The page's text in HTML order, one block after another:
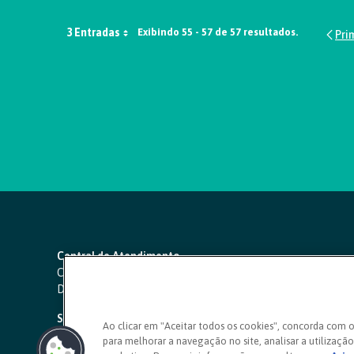
3 Entradas Exibindo 55 - 57 de 57 resultados.
Central de Atendimento
Capitais e regiões metropolitanas:
Demais localidades:
SAC 24 horas
Ouvidoria
Ao clicar em "Aceitar todos os cookies", concorda com
para melhorar a navegação no site, analisar a